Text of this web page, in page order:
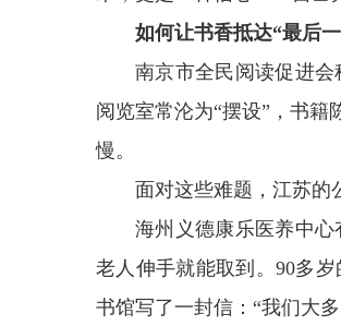
如何让书香抵达“最后
南京市全民阅读促进
阅览室常沦为“摆设”，书
慢。
面对这些难题，江苏的
海州义德康乐医养中
老人伸手就能取到。90多
书馆写了一封信：“我们大